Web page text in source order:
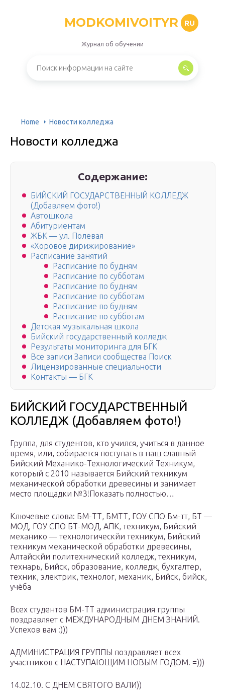
MODKOMIVOITYR RU
Журнал об обучении
Home Новости колледжа
Новости колледжа
Содержание:
БИЙСКИЙ ГОСУДАРСТВЕННЫЙ КОЛЛЕДЖ
(Добавляем фото!)
Автошкола
Абитуриентам
ЖБК — ул. Полевая
«Хоровое дирижирование»
Расписание занятий
Расписание по будням
Расписание по субботам
Расписание по будням
Расписание по субботам
Расписание по будням
Расписание по субботам
Детская музыкальная школа
Бийский государственный колледж
Результаты мониторинга для БГК
Все записи Записи сообщества Поиск
Лицензированные специальности
Контакты — БГК
БИЙСКИЙ ГОСУДАРСТВЕННЫЙ
КОЛЛЕДЖ (Добавляем фото!)
Группа, для студентов, кто учился, учиться в данное
время, или, собирается поступать в наш славный
Бийский Механико-Технологический Техникум,
который с 2010 называется Бийский техникум
механической обработки древесины и занимает
место площадки №3!Показать полностью…
Ключевые слова: БМ-ТТ, БМТТ, ГОУ СПО Бм-тт, БТ —
МОД, ГОУ СПО БТ-МОД, АПК, техникум, Бийский
механико — технологическйи техникум, Бийский
техникум механической обработки древесины,
Алтайскйи политехнический колледж, техникум,
технарь, Бийск, образование, колледж, бухгалтер,
техник, электрик, технолог, механик, Бийск, бийск,
учёба
Всех студентов БМ-ТТ администрация группы
поздравляет с МЕЖДУНАРОДНЫМ ДНЕМ ЗНАНИЙ.
Успехов вам :)))
АДМИНИСТРАЦИЯ ГРУППЫ поздравляет всех
участников с НАСТУПАЮЩИМ НОВЫМ ГОДОМ. =)))
14.02.10. С ДНЕМ СВЯТОГО ВАЛИ))